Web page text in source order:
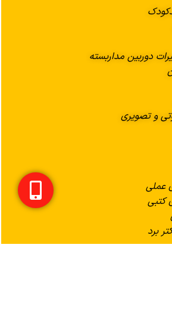
دوربین مداربسته
و تصویری
عملی
کتبی
برد